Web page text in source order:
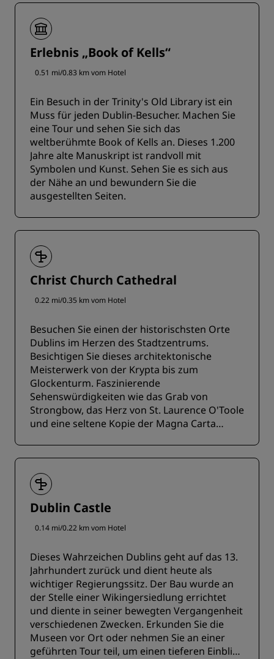
Erlebnis „Book of Kells“
0.51 mi/0.83 km vom Hotel
Ein Besuch in der Trinity's Old Library ist ein
Muss für jeden Dublin-Besucher. Machen Sie
eine Tour und sehen Sie sich das
weltberühmte Book of Kells an. Dieses 1.200
Jahre alte Manuskript ist randvoll mit
Symbolen und Kunst. Sehen Sie es sich aus
der Nähe an und bewundern Sie die
ausgestellten Seiten.
Christ Church Cathedral
0.22 mi/0.35 km vom Hotel
Besuchen Sie einen der historischsten Orte
Dublins im Herzen des Stadtzentrums.
Besichtigen Sie dieses architektonische
Meisterwerk von der Krypta bis zum
Glockenturm. Faszinierende
Sehenswürdigkeiten wie das Grab von
Strongbow, das Herz von St. Laurence O'Toole
und eine seltene Kopie der Magna Carta
Dublin Castle
0.14 mi/0.22 km vom Hotel
Dieses Wahrzeichen Dublins geht auf das 13.
Jahrhundert zurück und dient heute als
wichtiger Regierungssitz. Der Bau wurde an
der Stelle einer Wikingersiedlung errichtet
und diente in seiner bewegten Vergangenheit
verschiedenen Zwecken. Erkunden Sie die
Museen vor Ort oder nehmen Sie an einer
geführten Tour teil, um einen tieferen Einblick